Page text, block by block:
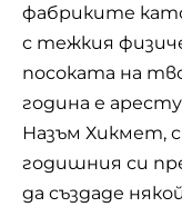
фабриките
с тежкия
посоката на
година е
Назъм Хикмет,
годишния си
да създаде